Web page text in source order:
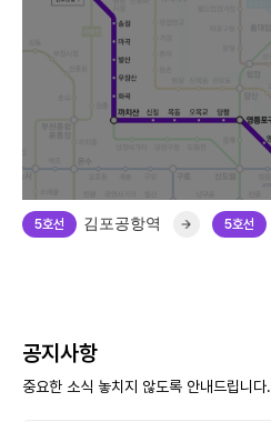
5호선 김포공항역 5호선
공지사항
중요한 소식 놓치지 않도록 안내드립니다.